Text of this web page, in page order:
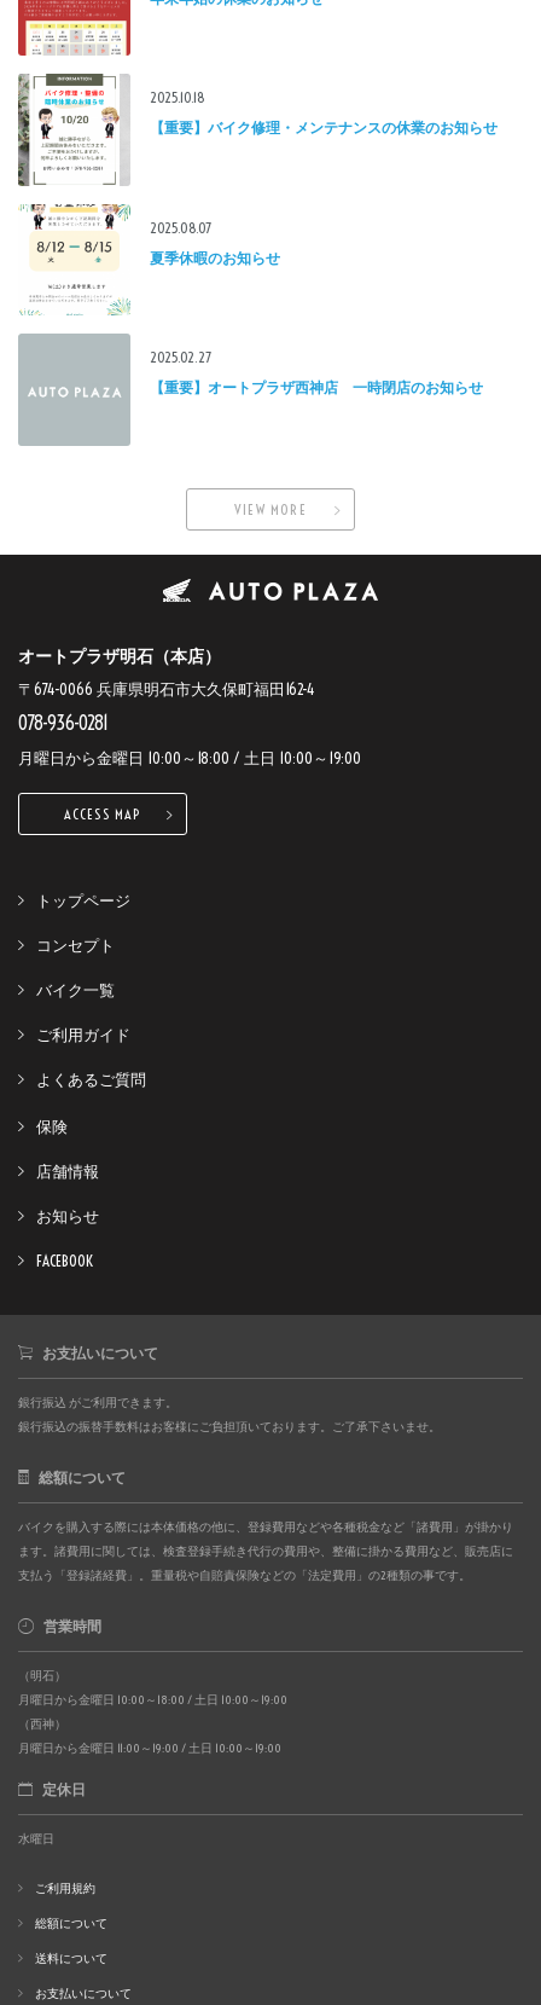
2025.10.18
【重要】バイク修理・メンテナンスの休業のお知らせ
2025.08.07
夏季休暇のお知らせ
2025.02.27
【重要】オートプラザ西神店 一時閉店のお知らせ
VIEW MORE
オートプラザ明石（本店）
〒674-0066 兵庫県明石市大久保町福田162-4
078-936-0281
月曜日から金曜日 10:00～18:00 / 土日 10:00～19:00
ACCESS MAP
トップページ
コンセプト
バイク一覧
ご利用ガイド
よくあるご質問
保険
店舗情報
お知らせ
FACEBOOK
お支払いについて
銀行振込 がご利用できます。
銀行振込の振替手数料はお客様にご負担頂いております。ご了承下さいませ。
総額について
バイクを購入する際には本体価格の他に、登録費用などや各種税金など「諸費用」が掛かり
ます。諸費用に関しては、検査登録手続き代行の費用や、整備に掛かる費用など、販売店に
支払う「登録諸経費」。重量税や自賠責保険などの「法定費用」の2種類の事です。
営業時間
（明石）
月曜日から金曜日 10:00～18:00 / 土日 10:00～19:00
（西神）
月曜日から金曜日 11:00～19:00 / 土日 10:00～19:00
定休日
水曜日
ご利用規約
総額について
送料について
お支払いについて